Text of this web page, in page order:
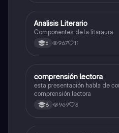
Lengua Castellana
Analisis Literario
Componentes de la litaraura
6 967 11
Lengua Castellana
comprensión lectora
esta presentación habla de
comprensión lectora
8 969 3